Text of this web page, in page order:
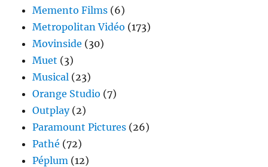
Memento Films (6)
Metropolitan Vidéo (173)
Movinside (30)
Muet (3)
Musical (23)
Orange Studio (7)
Outplay(2)
Paramount Pictures (26)
Pathé (72)
Péplum (12)